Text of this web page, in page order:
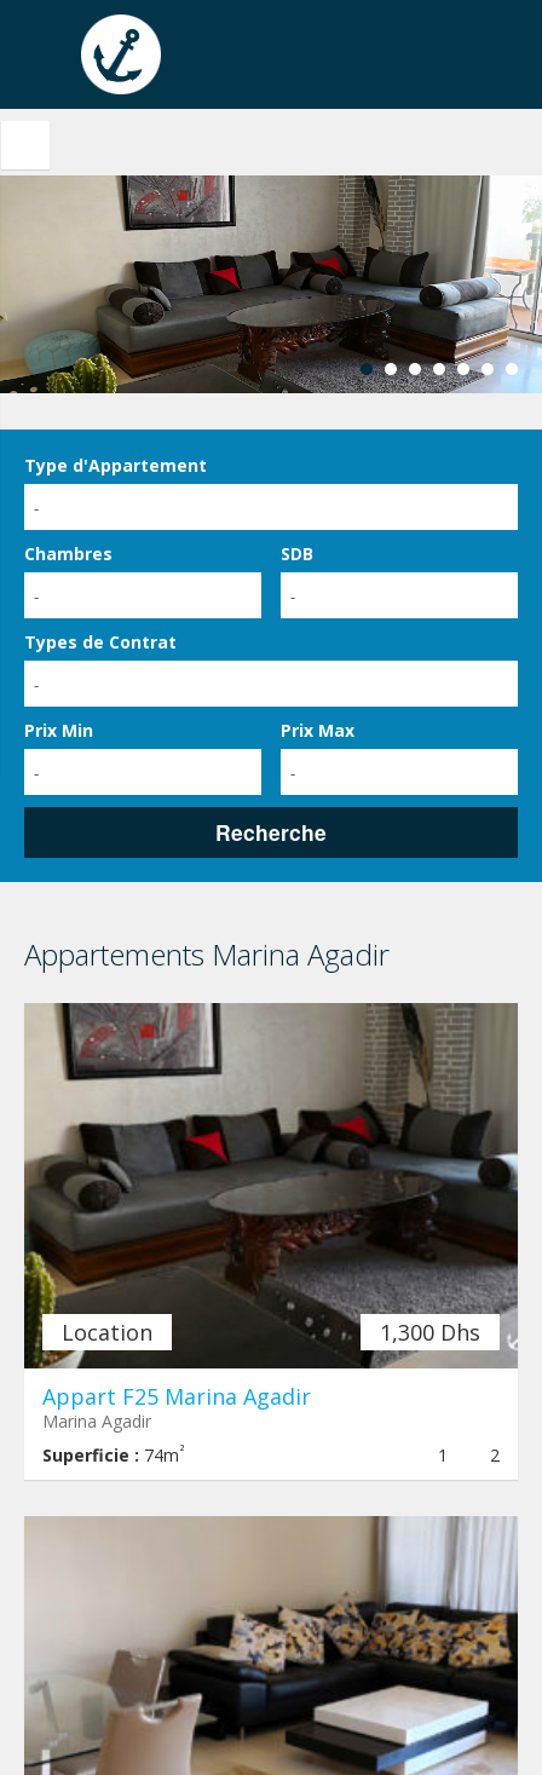
Type d'Appartement
-
Chambres
-
SDB
-
Types de Contrat
-
Prix Min
-
Prix Max
-
Recherche
Appartements Marina Agadir
Location 1,300 Dhs
Appart F25 Marina Agadir
Marina Agadir
Superficie : 74m² 2
1